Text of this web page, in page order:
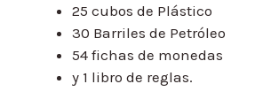
25 cubos de Plástico
30 Barriles de Petróleo
54 fichas de monedas
y 1 libro de reglas.